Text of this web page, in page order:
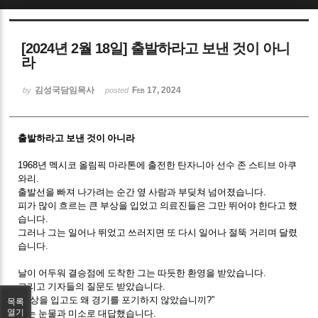
[2024년 2월 18일] 출발하라고 보낸 것이 아니
라
by 김성국담임목사 posted Feb 17, 2024
출발하라고 보낸 것이 아니라
1968년 멕시코 올림픽 마라톤에 출전한 탄자니아 선수 존 스티브 아쿠
와리
출발선을 빠져 나가려는 순간 옆 사람과 부딪쳐 넘어졌습니다
피가 많이 흐르는 큰 부상을 입었고 의료진들은 그만 뛰어야 한다고 했
습니다
그러나 그는 일어나 뛰었고 쓰러지면 또 다시 일어나 절뚝 거리며 달렸
습니다
날이 어두워 결승점에 도착한 그는 따듯한 환영을 받았습니다
그리고 기자들의 질문도 받았습니다
“부상을 입고도 왜 경기를 포기하지 않았습니끼?”
그는 눈물과 미소로 대답했습니다
목록
열기
Sketchbook5, 스케치북5
Sketchbook5, 스케치북5